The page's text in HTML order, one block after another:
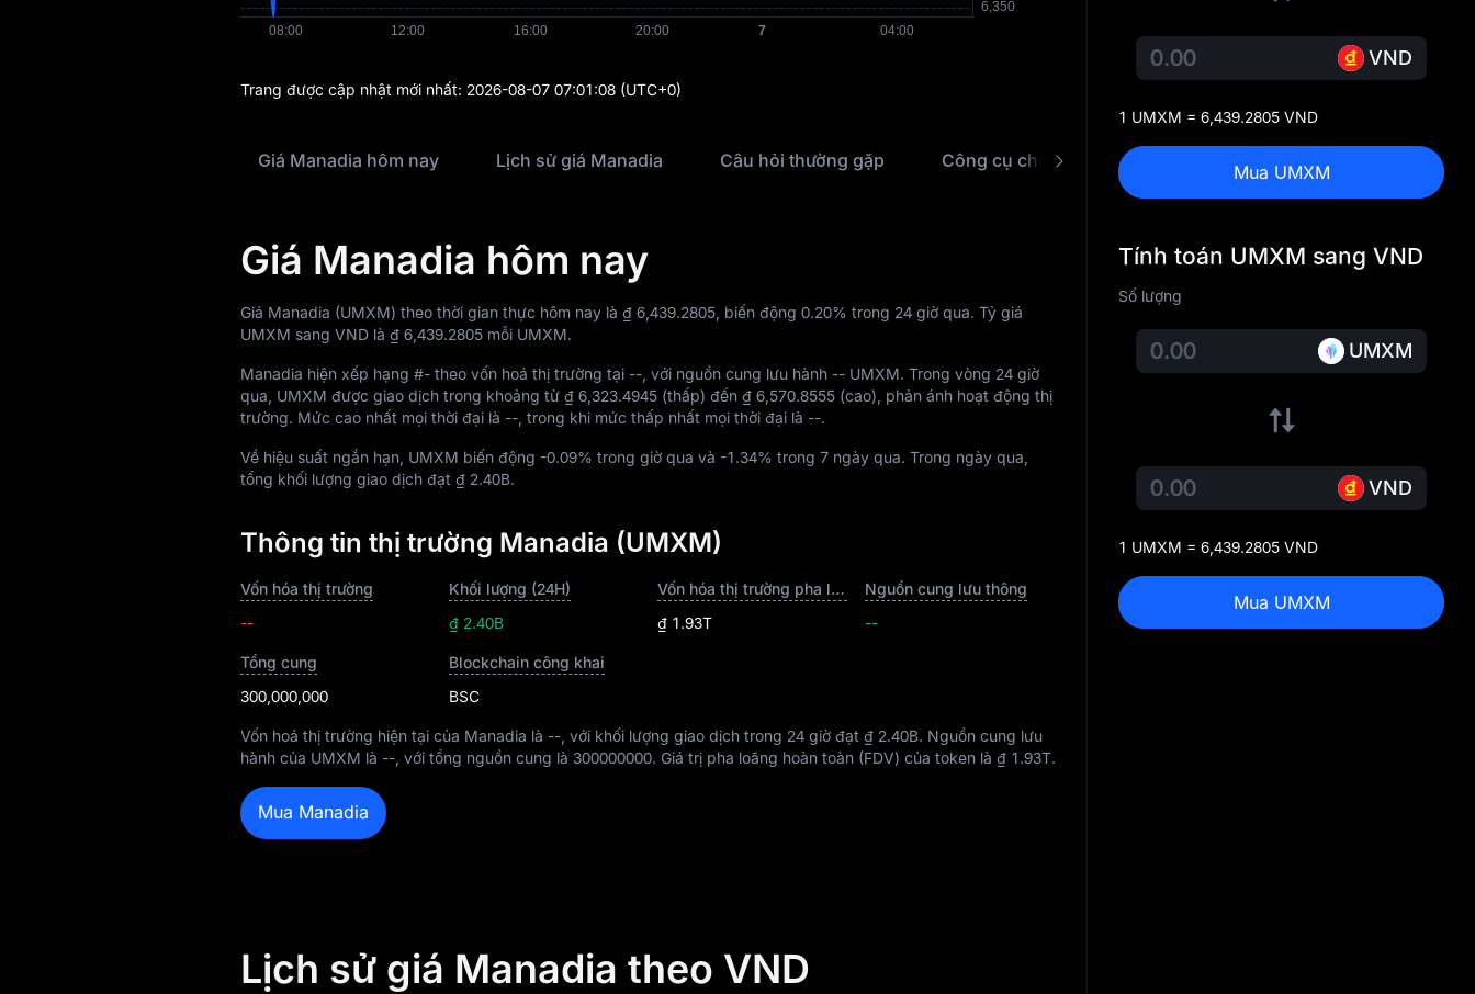
Trang được cập nhật mới nhất: 2026-08-07 07:01:08 (UTC+0)
Giá Manadia hôm nay Lịch sử giá Manadia Câu hỏi thường gặp
Giá Manadia hôm nay
Giá Manadia (UMXM) theo thời gian thực hôm nay là ₫ 6,439.2805 , biến động 0.20% trong 24 giờ qua. Tỷ giá
UMXM sang VND là ₫ 6,439.2805 mỗi UMXM.
Manadia hiện xếp hạng #- theo vốn hoá thị trường tại -- , với nguồn cung lưu hành -- UMXM. Trong vòng 24 giờ
qua, UMXM được giao dịch trong khoảng từ ₫ 6,323.4945 (thấp) đến ₫ 6,570.8555 (cao), phản ánh hoạt động thị
trường. Mức cao nhất mọi thời đại là -- , trong khi mức thấp nhất mọi thời đại là --.
Về hiệu suất ngắn hạn, UMXM biến động -0.09% trong giờ qua và -1.34% trong 7 ngày qua. Trong ngày qua,
tổng khối lượng giao dịch đạt ₫ 2.40B.
Thông tin thị trường Manadia (UMXM)
Vốn hóa thị trường
--
Khối lượng (24H)
₫ 2.40B
Vốn hóa thị trường pha loãng hoàn toàn
₫ 1.93T
Nguồn cung lưu thông
--
Tổng cung
300,000,000
Blockchain công khai
BSC
Vốn hoá thị trường hiện tại của Manadia là -- , với khối lượng giao dịch trong 24 giờ đạt ₫ 2.40B. Nguồn cung lưu
hành của UMXM là -- , với tổng nguồn cung là 300000000. Giá trị pha loãng hoàn toàn (FDV) của token là ₫ 1.93T.
Mua Manadia
Lịch sử giá Manadia theo VND
VND
1 UMXM = 6,439.2805 VND
Mua UMXM
Tính toán UMXM sang VND
Số lượng
UMXM
VND
1 UMXM = 6,439.2805 VND
Mua UMXM